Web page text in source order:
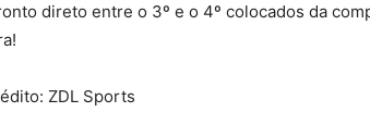
direto entre o 3º e o 4º colocados da
ZDL Sports